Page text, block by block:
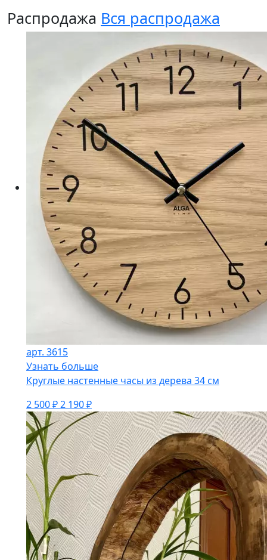
Распродажа Вся распродажа
арт. 3615
Узнать больше
Круглые настенные часы из дерева 34 см
2 500 ₽2 190 ₽